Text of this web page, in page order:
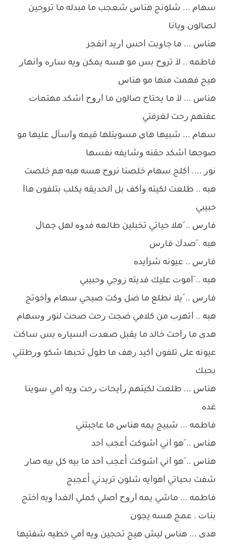
ﺳﻬﺎﻡ ... ﺷﻠﻮﻧﺞ ﻫﻨﺎﺱ ﺷﻌﺠﺐ ﻣﺎ ﻣﺒﺪﻟﻪ ﻣﺎ ﺗﺮﻭﺣﻴﻦ
ﻟﺼﺎﻟﻮﻥ ﻭﻳﺎﻧﺎ
ﻫﻨﺎﺱ ... ﻣﺎ ﺟﺎﻭﺑﺖ ﺍﺣﺲ ﺍﺭﻳﺪ ﺍﻧﻔﺠﺮ
ﻓﺎﻃﻤﻪ .. ﻵ ﺗﺮﻭﺡ ﺑﺲ ﻣﻮ ﻫﺴﻪ ﻳﻤﻜﻦ ﻭﻳﻪ ﺳﺎﺭﻩ ﻭﺍﻧﻬﺎﺭ
ﻫﻴﺞ ﻓﻬﻤﺖ ﻣﻨﻬﺎ ﻣﻮ ﻫﻨﺎﺱ
ﻫﻨﺎﺱ ... ﻵ ﻣﺎ ﻳﺤﺘﺎﺝ ﺻﺎﻟﻮﻥ ﻣﺎ ﺍﺭﻭﺡ ﺍﺷﻜﺪ ﻣﻬﺘﻤﺎﺕ
ﻋﻔﺘﻬﻢ ﺭﺣﺖ ﻟﻐﺮﻓﺘﻲ
ﺳﻬﺎﻡ ... ﺷﺒﻴﻬﺎ ﻫﺎﻱ ﻣﺴﻮﻳﺘﻠﻬﺎ ﻗﻴﻤﻪ ﻭﺍﺳﺄﻝ ﻋﻠﻴﻬﺎ ﻣﻮ
ﺻﻮﺟﻬﺎ ﺍﺷﻜﺪ ﺣﻘﻨﻪ ﻭﺷﺎﻳﻔﻪ ﻧﻔﺴﻬﺎ
ﻧﻮﺭ .... ﺍﻛﻠﺞ ﺳﻬﺎﻡ ﺧﻠﺼﻨﺎ ﻧﺮﻭﺡ ﻫﺴﻪ ﻫﺒﻪ ﻫﻢ ﺧﻠﺼﺖ
ﻫﺒﻪ .. ﻃﻠﻌﺖ ﻟﻜﻴﺘﻪ ﻭﺍﻛﻒ ﺑﻞ ﺍﻟﺤﺪﻳﻘﻪ ﻳﻜﻠﺐ ﺑﺘﻠﻔﻮﻥ ﻫﺎﺍ
ﺣﺒﻴﺒﻲ
ﻓﺎﺭﺱ .. َﻫﻼ ﺣﻴﺎﺗﻲ ﺗﺨﺒﻠﻴﻦ ﻃﺎﻟﻌﻪ ﻓﺪﻭﻩ ﻟﻬﻞ ﺟﻤﺎﻝ
ﻫﺒﻪ . َﺻﺪﻙ ﻓﺎﺭﺱ
ﻓﺎﺭﺱ .. ﻋﻴﻮﻧﻪ ﺷﺮﺍﻳﺪﻩ
ﻫﺒﻪ .. َﺍﻣﻮﺕ ﻋﻠﻴﻚ ﻓﺪﻳﺘﻪ ﺯﻭﺟﻲ ﻭﺣﺒﻴﺒﻲ
ﻓﺎﺭﺱ .. َﻳﻼ ﻧﻄﻠﻊ ﻣﺎ ﺿﻞ ﻭﻛﺖ ﺻﻴﺤﻲ ﺳﻬﺎﻡ ﻭﺍﺧﻮﺗﺞ
ﻫﺒﻪ .. ﺍﺗﻬﺮﺏ ﻣﻦ ﻛﻼﻣﻲ ﺿﺠﺖ ﺭﺣﺖ ﺻﺤﺖ ﻟﻨﻮﺭ ﻭﺳﻬﺎﻡ
ﻫﺪﻯ ﻣﺎ ﺭﺍﺣﺖ ﺧﺎﻟﺪ ﻣﺎ ﻳﻘﺒﻞ ﺻﻌﺪﺕ ﺍﻟﺴﻴﺎﺭﻩ ﺑﺲ ﺳﺎﻛﺖ
ﻋﻴﻮﻧﻪ ﻋﻠﻰ ﺗﻠﻔﻮﻥ ﺍﻛﻴﺪ ﺭﻫﻒ ﻣﺎ ﻃﻮﻝ ﺗﺤﺒﻬﺎ ﺷﻜﻮ ﻭﺭﻃﺘﻨﻲ
ﺑﺤﺒﻚ
ﻫﻨﺎﺱ ... ﻃﻠﻌﺖ ﻟﻜﻴﺘﻬﻢ ﺭﺍﻳﺤﺎﺕ ﺭﺣﺖ ﻭﻳﻪ ﺍﻣﻲ ﺳﻮﻳﻨﺎ
ﻏﺪﻩ
ﻓﺎﻃﻤﻪ ... ﺷﺒﻴﺞ ﻳﻤﻪ ﻫﻨﺎﺱ ﻣﺎ ﻋﺎﺟﺒﺘﻨﻲ
ﻫﻨﺎﺱ .. َﻫﻮ ﺍﻧﻲ ﺍﺷﻮﻛﺖ ﺃﻋﺠﺐ ﺍﺣﺪ
ﻫﻨﺎﺱ .. َﻫﻮ ﺍﻧﻲ ﺍﺷﻮﻛﺖ ﺃﻋﺠﺐ ﺍﺣﺪ ﻣﺎ ﺑﻴﻪ ﻛﻞ ﺑﻴﻪ ﺻﺎﺭ
ﺷﻔﺖ ﺑﺤﻴﺎﺗﻲ ﺍﻫﻮﺍﻳﻪ ﺷﻠﻮﻥ ﺗﺮﻳﺪﻧﻲ ﺃﻋﺠﺒﺞ
ﻓﺎﻃﻤﻪ ... ﻣﺎﺷﻲ ﻳﻤﻪ ﺍﺭﻭﺡ ﺍﺻﻠﻲ ﻛﻤﻠﻲ ﺍﻟﻐﺪﺍ ﻭﻳﻪ ﺍﺧﺘﺞ
ﺑﻨﺎﺕ . ﻋﻤﺞ ﻫﺴﻪ ﻳﺠﻮﻥ
ﻫﺪﻯ ... ﻫﻨﺎﺱ ﻟﻴﺶ ﻫﻴﺞ ﺗﺤﺠﻴﻦ ﻭﻳﻪ ﺍﻣﻲ ﺧﻄﻴﻪ ﺷﻔﺘﻴﻬﺎ